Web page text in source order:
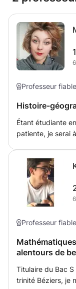
Professeur fiable
Histoire-
Étant étudiante
patiente, je serai
enfant ou vous
façon de travail.
Professeur fiable
alentours de
Titulaire du Bac
trinité Béziers, je